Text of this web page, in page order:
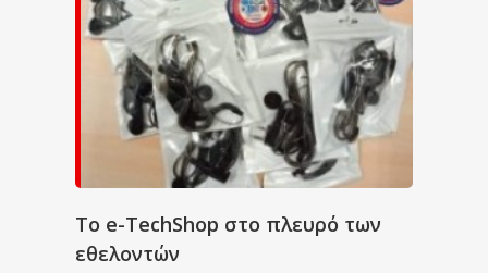
To e-TechShop στο πλευρό των
εθελοντών